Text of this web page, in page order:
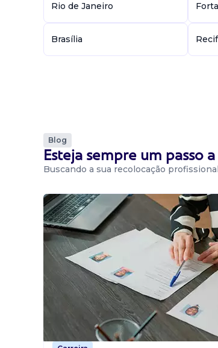
Rio de Janeiro
Brasília
Blog
Esteja sempre um passo
Buscando a sua recolocação